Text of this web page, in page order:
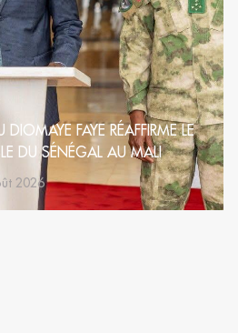
FAYE RÉAFFIRME LE
DU SÉNÉGAL AU MALI
2026